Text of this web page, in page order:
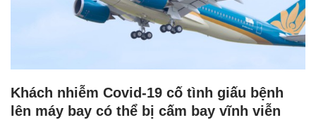
Khách nhiễm Covid-19 cố tình giấu bệnh
lên máy bay có thể bị cấm bay vĩnh viễn